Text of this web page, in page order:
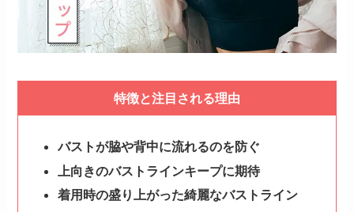
特徴と注目される理由
バストが脇や背中に流れるのを防ぐ
上向きのバストラインキープに期待
着用時の盛り上がった綺麗なバストライン